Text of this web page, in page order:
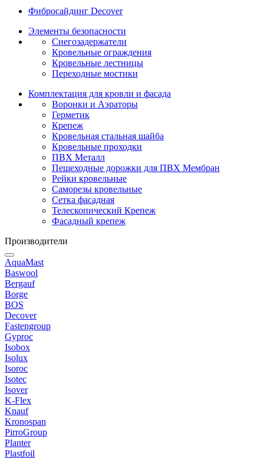
Фибросайдинг Decover
Элементы безопасности
Снегозадержатели
Кровельные ограждения
Кровельные лестницы
Переходные мостики
Комплектация для кровли и фасада
Воронки и Аэраторы
Герметик
Крепеж
Кровельная стальная шайба
Кровельные проходки
ПВХ Металл
Пешеходные дорожки для ПВХ Мембран
Рейки кровельные
Саморезы кровельные
Сетка фасадная
Телескопический Крепеж
Фасадный крепеж
Производители
AquaMast
Baswool
Bergauf
Borge
BOS
Decover
Fastengroup
Gyproc
Isobox
Isolux
Isoroc
Isotec
Isover
K-Flex
Knauf
Kronospan
PirroGroup
Planter
Plastfoil